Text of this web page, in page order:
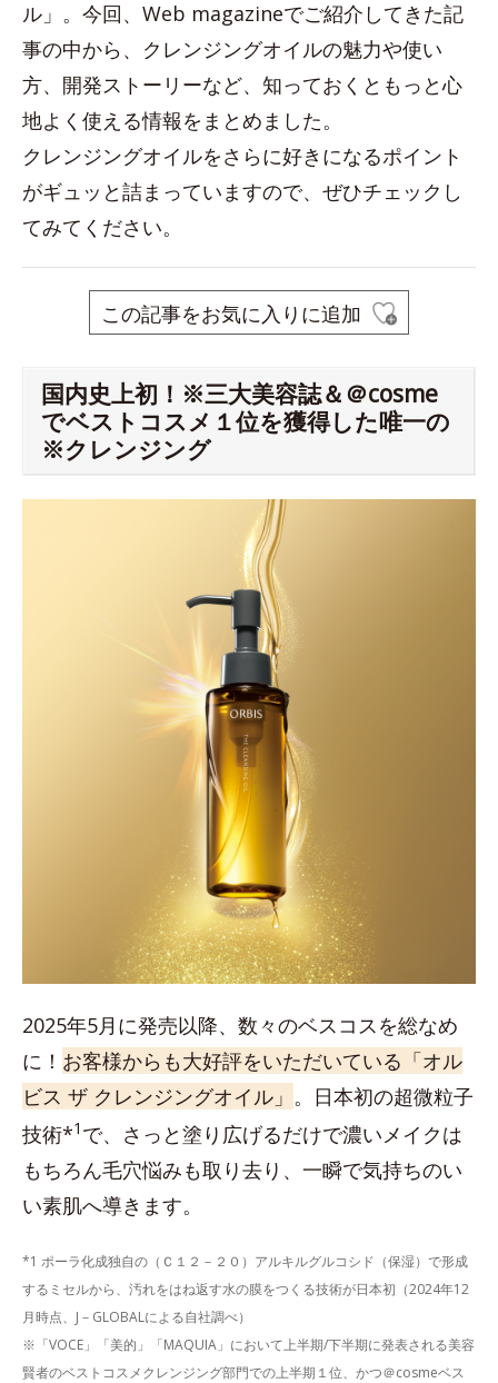
ル」。今回、Web magazineでご紹介してきた記
事の中から、クレンジングオイルの魅力や使い
方、開発ストーリーなど、知っておくともっと心
地よく使える情報をまとめました。
クレンジングオイルをさらに好きになるポイント
がギュッと詰まっていますので、ぜひチェックし
てみてください。
この記事をお気に入りに追加
国内史上初！※三大美容誌＆＠cosme
でベストコスメ１位を獲得した唯一の
※クレンジング
2025年5月に発売以降、数々のベスコスを総なめ
に！ お客様からも大好評をいただいている「オル
ビス ザ クレンジングオイル」 。日本初の超微粒子
技術*1 で、さっと塗り広げるだけで濃いメイクは
もちろん毛穴悩みも取り去り、一瞬で気持ちのい
い素肌へ導きます。
*1 ポーラ化成独自の（Ｃ１２－２０）アルキルグルコシド（保湿）で形成
するミセルから、汚れをはね返す水の膜をつくる技術が日本初（2024年12
月時点、J－GLOBALによる自社調べ）
※「VOCE」「美的」「MAQUIA」において上半期/下半期に発表される美容
賢者のベストコスメクレンジング部門での上半期１位、かつ＠cosmeベス